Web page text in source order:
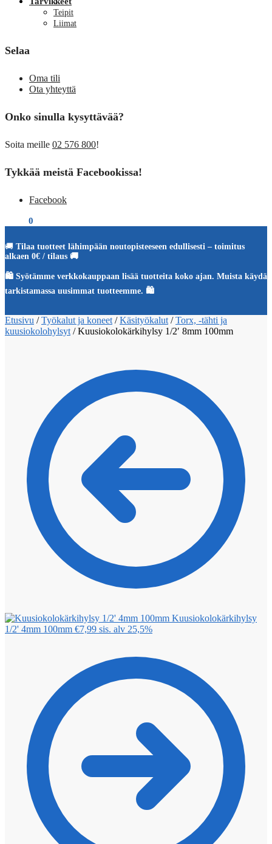
Teipit
Liimat
Selaa
Oma tili
Ota yhteyttä
Onko sinulla kysyttävää?
Soita meille 02 576 800!
Tykkää meistä Facebookissa!
Facebook
0
🚚 Tilaa tuotteet lähimpään noutopisteeseen edullisesti – toimitus
alkaen 0€ / tilaus 🚚
🛍️ Syötämme verkkokauppaan lisää tuotteita koko ajan. Muista käydä
tarkistamassa uusimmat tuotteemme. 🛍️
Etusivu /Työkalut ja koneet /Käsityökalut /Torx, -tähti ja
kuusiokolohylsyt /Kuusiokolokärkihylsy 1/2′ 8mm 100mm
Kuusiokolokärkihylsy
1/2' 4mm 100mm €7,99 sis. alv 25,5%